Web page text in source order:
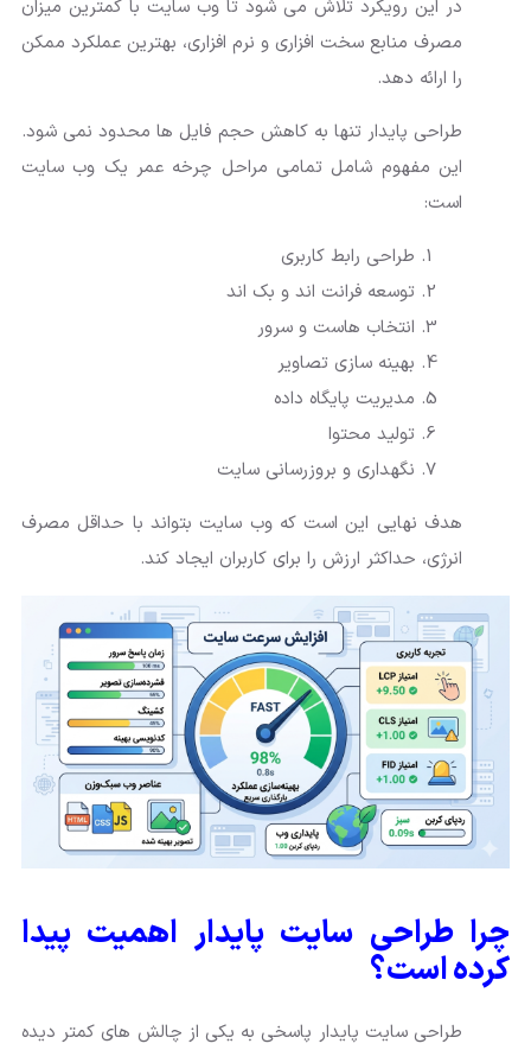
در این رویکرد تلاش می شود تا وب سایت با کمترین میزان
مصرف منابع سخت افزاری و نرم افزاری، بهترین عملکرد ممکن
را ارائه دهد.
طراحی پایدار تنها به کاهش حجم فایل ها محدود نمی شود.
این مفهوم شامل تمامی مراحل چرخه عمر یک وب سایت
است:
طراحی رابط کاربری
توسعه فرانت اند و بک اند
انتخاب هاست و سرور
بهینه سازی تصاویر
مدیریت پایگاه داده
تولید محتوا
نگهداری و بروزرسانی سایت
هدف نهایی این است که وب سایت بتواند با حداقل مصرف
انرژی، حداکثر ارزش را برای کاربران ایجاد کند.
چرا طراحی سایت پایدار اهمیت پیدا
کرده است؟
طراحی سایت پایدار پاسخی به یکی از چالش های کمتر دیده